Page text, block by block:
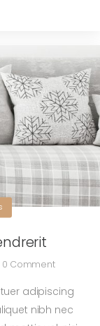
0 Comment
adipiscing
nibh nec